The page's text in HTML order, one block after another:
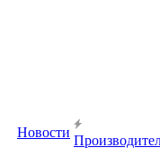
Новости